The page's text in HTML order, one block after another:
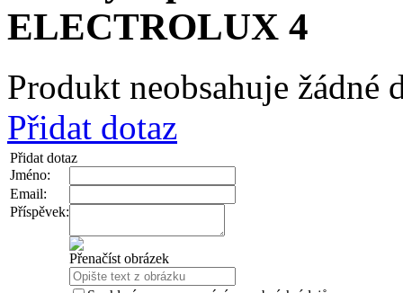
ELECTROLUX 4
Produkt neobsahuje žádné
Přidat dotaz
Přidat dotaz
Jméno:
Email:
Příspěvek:
Přenačíst obrázek